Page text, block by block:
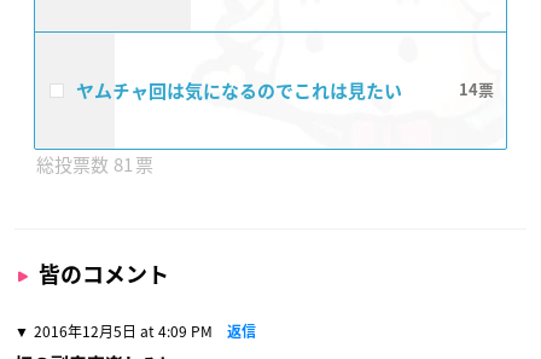
ヤムチャ回は気になるのでこれは見たい 14
81
皆のコメント
2016年12月5日 at 4:09 PM 返信